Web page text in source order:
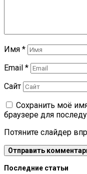
Имя *
Email *
Сайт
Сохранить моё
браузере для
Потяните слайдер
Последние статьи